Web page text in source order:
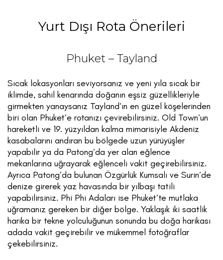
Yurt Dışı Rota Önerileri
Phuket – Tayland
Sıcak lokasyonları seviyorsanız ve yeni yıla sıcak bir
iklimde, sahil kenarında doğanın eşsiz güzellikleriyle
girmekten yanaysanız Tayland’ın en güzel köşelerinden
biri olan Phuket’e rotanızı çevirebilirsiniz. Old Town’un
hareketli ve 19. yüzyıldan kalma mimarisiyle Akdeniz
kasabalarını andıran bu bölgede uzun yürüyüşler
yapabilir ya da Patong’da yer alan eğlence
mekanlarına uğrayarak eğlenceli vakit geçirebilirsiniz.
Ayrıca Patong’da bulunan Özgürlük Kumsalı ve Surin’de
denize girerek yaz havasında bir yılbaşı tatili
yapabilirsiniz. Phi Phi Adaları ise Phuket’te mutlaka
uğramanız gereken bir diğer bölge. Yaklaşık iki saatlik
harika bir tekne yolculuğunun sonunda bu doğa harikası
adada vakit geçirebilir ve mükemmel fotoğraflar
çekebilirsiniz.